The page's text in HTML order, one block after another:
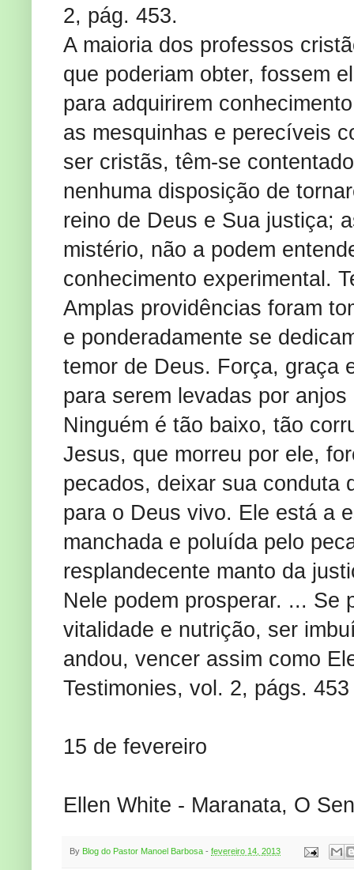
2, pág. 453.
A maioria dos professos
que poderiam obter, fossem
para adquirirem
as mesquinhas e perecíveis
ser cristãs, têm-se
nenhuma disposição de
reino de Deus e Sua justiça;
mistério, não a podem
conhecimento experimental.
Amplas providências foram
e ponderadamente se
temor de Deus. Força, graça
para serem levadas por
Ninguém é tão baixo, tão
Jesus, que morreu por ele,
pecados, deixar sua conduta
para o Deus vivo. Ele está a
manchada e poluída pelo
resplandecente manto da
Nele podem prosperar. ... Se
vitalidade e nutrição, ser
andou, vencer assim como
Testimonies, vol. 2, págs.
15 de fevereiro
Ellen White - Maranata, O
By Blog do Pastor Manoel Barbosa - fevereiro 14, 2013